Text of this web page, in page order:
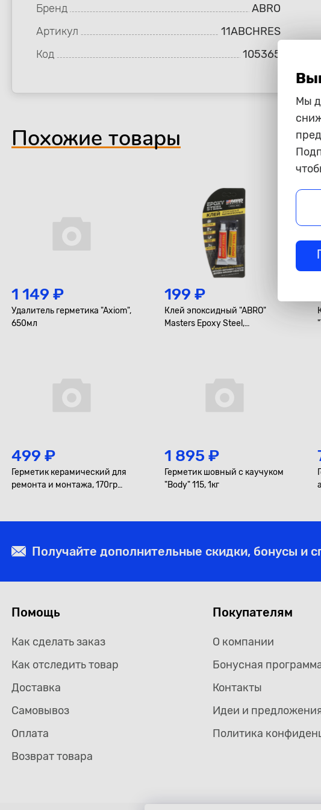
Бренд
ABRO
Артикул
11ABCHRES
Код
105365
Похожие товары
1 149 ₽
Удалитель герметика "Axiom",
650мл
199 ₽
Клей эпоксидный "ABRO"
Masters Epoxy Steel,
499 ₽
Герметик керамический для
ремонта и монтажа, 170гр
1 895 ₽
Герметик шовный с каучуком
"Body" 115, 1кг
Получайте дополнительные скидки, бонусы и
Помощь
Как сделать заказ
Как отследить товар
Доставка
Самовывоз
Оплата
Возврат товара
Покупателям
О компании
Бонусная
Контакты
Идеи и
Политика
Мы